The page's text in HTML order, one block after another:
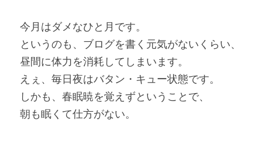
今月はダメなひと月です。
というのも、ブログを書く元気がないくらい、
昼間に体力を消耗してしまいます。
えぇ、毎日夜はバタン・キュー状態です。
しかも、春眠暁を覚えずということで、
朝も眠くて仕方がない。